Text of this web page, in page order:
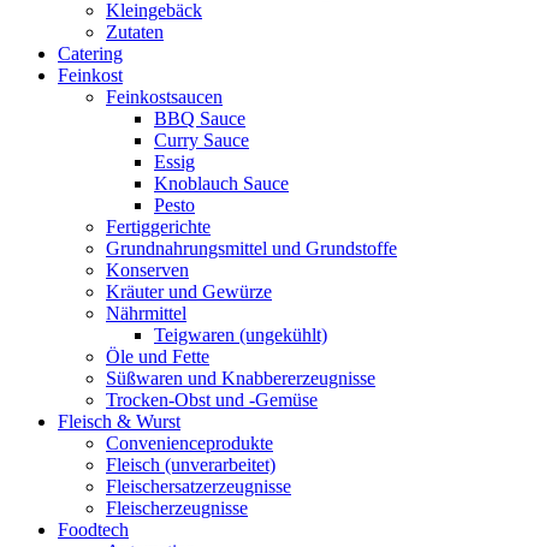
Kleingebäck
Zutaten
Catering
Feinkost
Feinkostsaucen
BBQ Sauce
Curry Sauce
Essig
Knoblauch Sauce
Pesto
Fertiggerichte
Grundnahrungsmittel und Grundstoffe
Konserven
Kräuter und Gewürze
Nährmittel
Teigwaren (ungekühlt)
Öle und Fette
Süßwaren und Knabbererzeugnisse
Trocken-Obst und -Gemüse
Fleisch & Wurst
Convenienceprodukte
Fleisch (unverarbeitet)
Fleischersatzerzeugnisse
Fleischerzeugnisse
Foodtech